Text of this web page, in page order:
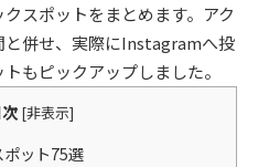
スポットをまとめます。アク
と併せ、実際にInstagramへ投
もピックアップしました。
[非表示]
ット75選